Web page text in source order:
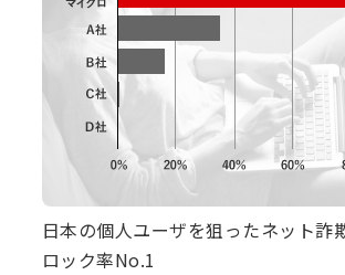
日本の個人ユーザを狙ったネット詐
ロック率No.1